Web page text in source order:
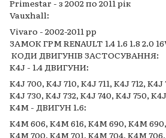
Primestar - з 2002 по 2011 рік
Vauxhall:
Vivaro - 2002-2011 рр
ЗАМОК ГРМ RENAULT 1.4 1.6 1.8 2.0
КОДИ ДВИГУНІВ ЗАСТОСУВАННЯ:
K4J - 1.4 ДВИГУНИ:
K4J 700, K4J 710, K4J 711, K4J 712, K4J
K4J 730, K4J 732, K4J 740, K4J 750,
K4M - ДВИГУН 1.6:
K4M 606, K4M 616, K4M 690, K4M
K4M 700, K4M 701, K4M 704, K4M